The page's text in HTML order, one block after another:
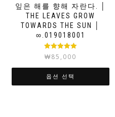
잎은 해를 향해 자란다. │
THE LEAVES GROW
TOWARDS THE SUN │
∞.019018001
5 중에서
5.00로 평가
됨
₩85,000
옵션 선택